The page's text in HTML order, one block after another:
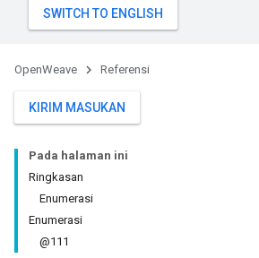
OpenWeave Referensi
KIRIM MASUKAN
Pada halaman ini
Ringkasan
Enumerasi
Enumerasi
@111